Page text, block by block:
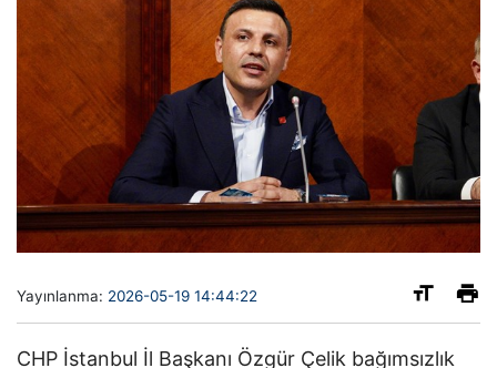
Yayınlanma: 2026-05-19 14:44:22
CHP İstanbul İl Başkanı Özgür Çelik bağımsızlık